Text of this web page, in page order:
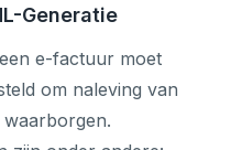
Generatie
e-factuur moet
om naleving van